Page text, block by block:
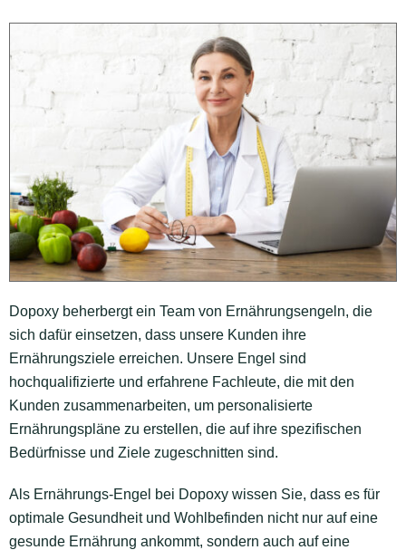
Dopoxy beherbergt ein Team von Ernährungsengeln, die
sich dafür einsetzen, dass unsere Kunden ihre
Ernährungsziele erreichen. Unsere Engel sind
hochqualifizierte und erfahrene Fachleute, die mit den
Kunden zusammenarbeiten, um personalisierte
Ernährungspläne zu erstellen, die auf ihre spezifischen
Bedürfnisse und Ziele zugeschnitten sind.
Als Ernährungs-Engel bei Dopoxy wissen Sie, dass es für
optimale Gesundheit und Wohlbefinden nicht nur auf eine
gesunde Ernährung ankommt, sondern auch auf eine